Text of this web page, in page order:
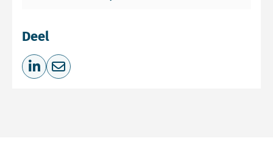
Deel
Deel op LinkedIn
Deel via e-mail